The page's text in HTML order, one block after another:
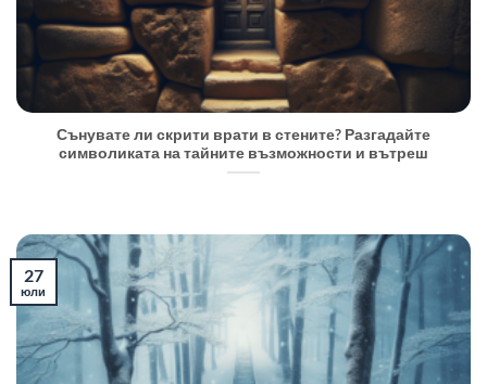
Сънувате ли скрити врати в стените? Разгадайте
символиката на тайните възможности и вътреш
27
юли